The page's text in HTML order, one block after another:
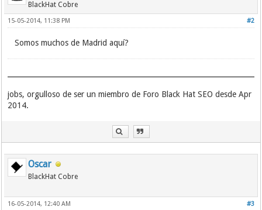
BlackHat Cobre
#2
15-05-2014, 11:38 PM
Somos muchos de Madrid aquí?
jobs, orgulloso de ser un miembro de Foro Black Hat SEO desde Apr
2014.
Oscar
BlackHat Cobre
#3
16-05-2014, 12:40 AM